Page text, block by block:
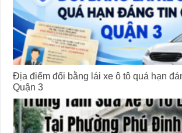
Địa điểm đổi bằng lái xe ô tô quá hạn
Quận 3